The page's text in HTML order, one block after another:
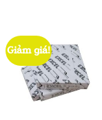
Giảm giá!